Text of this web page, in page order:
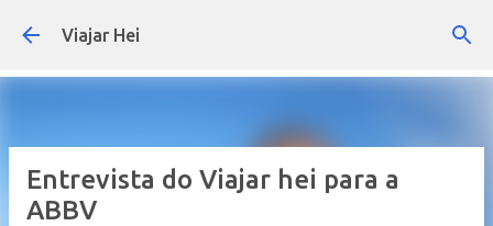
Pular para o conteúdo principal
Viajar Hei
Entrevista do Viajar hei para a
ABBV